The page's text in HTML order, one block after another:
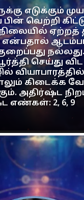
எடுக்கும்
வெற்றி
ஏற்றத்
என்பதால்
நல்லது.
செய்து விட
கிடைக்க
அதிர்ஷ்ட
எண்கள்: 2, 6, 9